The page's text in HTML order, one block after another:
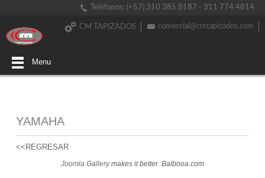
Teléfonos: (+57) 310 385 8187 - 311 774 4814
comercial@cmtapizados.com
CM TAPIZADOS
Menu
YAMAHA
<<REGRESAR
Joomla Gallerymakes it better. Balbooa.com